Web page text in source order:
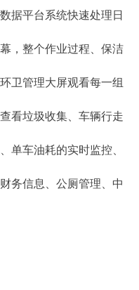
据平台系统快速处理日
，整个作业过程、保洁
卫管理大屏观看每一组
看垃圾收集、车辆行走
单车油耗的实时监控、
务信息、公厕管理、中